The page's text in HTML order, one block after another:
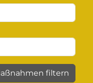
filtern